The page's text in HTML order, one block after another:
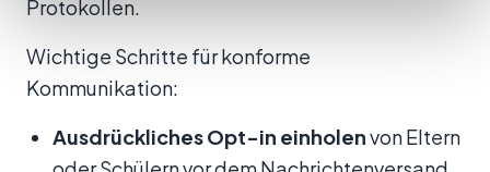
Protokollen.
Wichtige Schritte für konforme
Kommunikation:
Ausdrückliches Opt-in einholenvon Eltern